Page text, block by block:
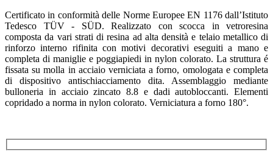
Certificato in conformità delle Norme Europee EN 1176 dall’Istituto
Tedesco TÜV - SÜD. Realizzato con scocca in vetroresina
composta da vari strati di resina ad alta densità e telaio metallico di
rinforzo interno rifinita con motivi decorativi eseguiti a mano e
completa di maniglie e poggiapiedi in nylon colorato. La struttura é
fissata su molla in acciaio verniciata a forno, omologata e completa
di dispositivo antischiacciamento dita. Assemblaggio mediante
bulloneria in acciaio zincato 8.8 e dadi autobloccanti. Elementi
copridado a norma in nylon colorato. Verniciatura a forno 180°.